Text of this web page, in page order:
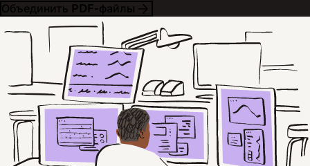
Объединить PDF-файлы